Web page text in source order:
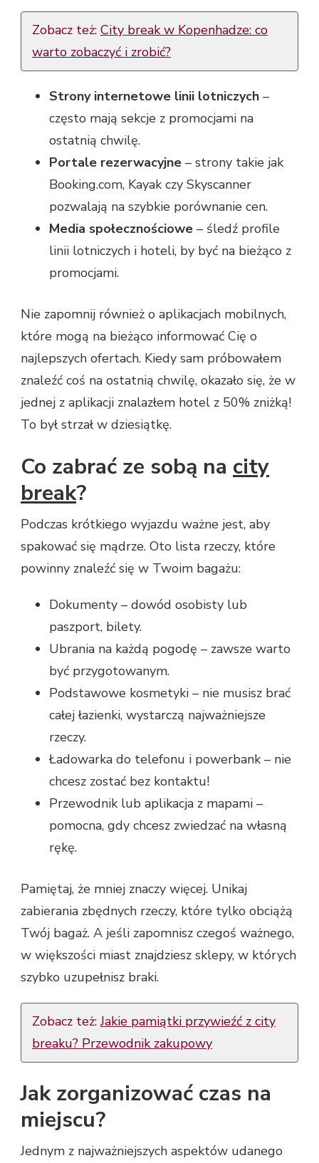
Zobacz też: City break w Kopenhadze: co
warto zobaczyć i zrobić?
Strony internetowe linii lotniczych –
często mają sekcje z promocjami na
ostatnią chwilę.
Portale rezerwacyjne – strony takie jak
Booking.com, Kayak czy Skyscanner
pozwalają na szybkie porównanie cen.
Media społecznościowe – śledź profile
linii lotniczych i hoteli, by być na bieżąco z
promocjami.
Nie zapomnij również o aplikacjach mobilnych,
które mogą na bieżąco informować Cię o
najlepszych ofertach. Kiedy sam próbowałem
znaleźć coś na ostatnią chwilę, okazało się, że w
jednej z aplikacji znalazłem hotel z 50% zniżką!
To był strzał w dziesiątkę.
Co zabrać ze sobą na city
break?
Podczas krótkiego wyjazdu ważne jest, aby
spakować się mądrze. Oto lista rzeczy, które
powinny znaleźć się w Twoim bagażu:
Dokumenty – dowód osobisty lub
paszport, bilety.
Ubrania na każdą pogodę – zawsze warto
być przygotowanym.
Podstawowe kosmetyki – nie musisz brać
całej łazienki, wystarczą najważniejsze
rzeczy.
Ładowarka do telefonu i powerbank – nie
chcesz zostać bez kontaktu!
Przewodnik lub aplikacja z mapami –
pomocna, gdy chcesz zwiedzać na własną
rękę.
Pamiętaj, że mniej znaczy więcej. Unikaj
zabierania zbędnych rzeczy, które tylko obciążą
Twój bagaż. A jeśli zapomnisz czegoś ważnego,
w większości miast znajdziesz sklepy, w których
szybko uzupełnisz braki.
Zobacz też:Jakie pamiątki przywieźć z city
breaku? Przewodnik zakupowy
Jak zorganizować czas na
miejscu?
Jednym z najważniejszych aspektów udanego